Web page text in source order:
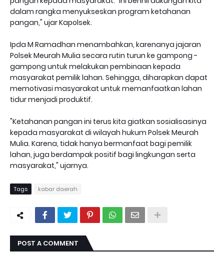
dalam rangka menyukseskan program ketahanan
pangan," ujar Kapolsek.
Ipda M Ramadhan menambahkan, karenanya jajaran
Polsek Meurah Mulia secara rutin turun ke gampong -
gampong untuk melakukan pembinaan kepada
masyarakat pemilik lahan. Sehingga, diharapkan dapat
memotivasi masyarakat untuk memanfaatkan lahan
tidur menjadi produktif.
"Ketahanan pangan ini terus kita giatkan sosialisasinya
kepada masyarakat di wilayah hukum Polsek Meurah
Mulia. Karena, tidak hanya bermanfaat bagi pemilik
lahan, juga berdampak positif bagi lingkungan serta
masyarakat," ujarnya.
Tags kabar daerah
POST A COMMENT